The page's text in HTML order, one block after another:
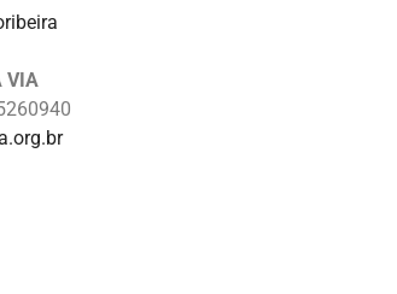
VIA